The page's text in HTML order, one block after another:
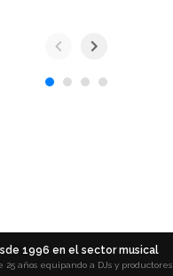
1996 en el sector musical
25 años equipando a DJs y productores